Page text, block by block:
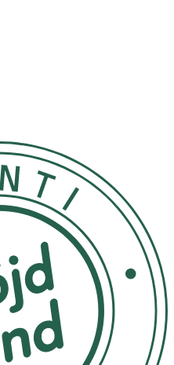
medel eller ska
din läkare innan du
dos.
kost utan bör
och balanserad kost samt
Förvara torrt i
solljus.
3 Kapslar %DRI*